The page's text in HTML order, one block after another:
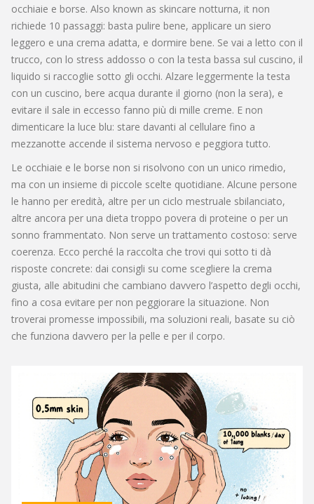
occhiaie e borse. Also known as skincare notturna, it non
richiede 10 passaggi: basta pulire bene, applicare un siero
leggero e una crema adatta, e dormire bene. Se vai a letto con il
trucco, con lo stress addosso o con la testa bassa sul cuscino, il
liquido si raccoglie sotto gli occhi. Alzare leggermente la testa
con un cuscino, bere acqua durante il giorno (non la sera), e
evitare il sale in eccesso fanno più di mille creme. E non
dimenticare la luce blu: stare davanti al cellulare fino a
mezzanotte accende il sistema nervoso e peggiora tutto.
Le occhiaie e le borse non si risolvono con un unico rimedio,
ma con un insieme di piccole scelte quotidiane. Alcune persone
le hanno per eredità, altre per un ciclo mestruale sbilanciato,
altre ancora per una dieta troppo povera di proteine o per un
sonno frammentato. Non serve un trattamento costoso: serve
coerenza. Ecco perché la raccolta che trovi qui sotto ti dà
risposte concrete: dai consigli su come scegliere la crema
giusta, alle abitudini che cambiano davvero l’aspetto degli occhi,
fino a cosa evitare per non peggiorare la situazione. Non
troverai promesse impossibili, ma soluzioni reali, basate su ciò
che funziona davvero per la pelle e per il corpo.